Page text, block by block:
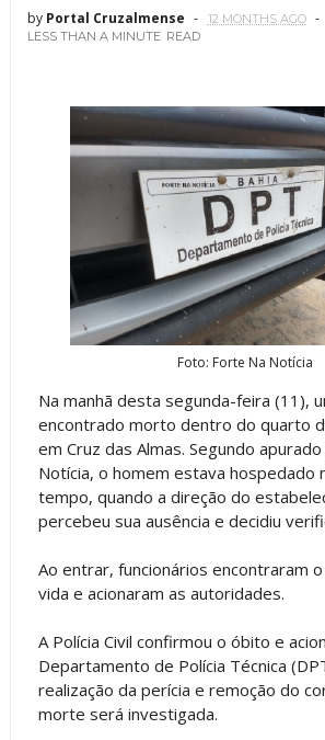
by Portal Cruzalmense
12 MONTHS AGO
LESS THAN A MINUTE READ
Foto: Forte Na Notícia
Na manhã desta segunda-feira (11),
encontrado morto dentro do quarto
em Cruz das Almas. Segundo
Notícia, o homem estava hospedado
tempo, quando a direção do
percebeu sua ausência e decidiu
Ao entrar, funcionários encontraram
vida e acionaram as autoridades.
A Polícia Civil confirmou o óbito e
Departamento de Polícia Técnica
realização da perícia e remoção do
morte será investigada.